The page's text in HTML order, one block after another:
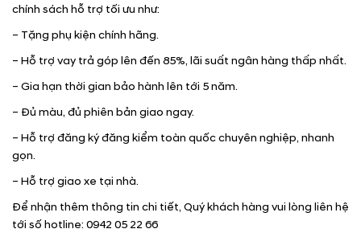
chính sách hỗ trợ tối ưu như:
– Tặng phụ kiện chính hãng.
– Hỗ trợ vay trả góp lên đến 85%, lãi suất ngân hàng thấp nhất.
– Gia hạn thời gian bảo hành lên tới 5 năm.
– Đủ màu, đủ phiên bản giao ngay.
– Hỗ trợ đăng ký đăng kiểm toàn quốc chuyên nghiệp, nhanh
gọn.
– Hỗ trợ giao xe tại nhà.
Để nhận thêm thông tin chi tiết, Quý khách hàng vui lòng liên hệ
tới số hotline: 0942 05 22 66